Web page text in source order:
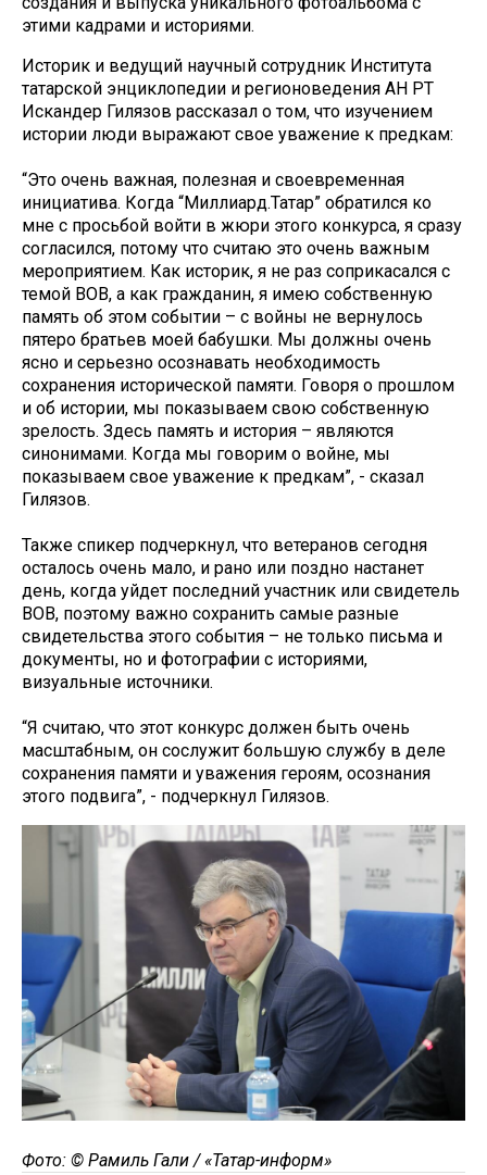
этими кадрами и историями.
Историк и ведущий научный сотрудник Института
татарской энциклопедии и регионоведения АН РТ
Искандер Гилязов рассказал о том, что изучением
истории люди выражают свое уважение к предкам:
“Это очень важная, полезная и своевременная
инициатива. Когда “Миллиард.Татар” обратился ко
мне с просьбой войти в жюри этого конкурса, я сразу
согласился, потому что считаю это очень важным
мероприятием. Как историк, я не раз соприкасался с
темой ВОВ, а как гражданин, я имею собственную
память об этом событии – с войны не вернулось
пятеро братьев моей бабушки. Мы должны очень
ясно и серьезно осознавать необходимость
сохранения исторической памяти. Говоря о прошлом
и об истории, мы показываем свою собственную
зрелость. Здесь память и история – являются
синонимами. Когда мы говорим о войне, мы
показываем свое уважение к предкам”, - сказал
Гилязов.
Также спикер подчеркнул, что ветеранов сегодня
осталось очень мало, и рано или поздно настанет
день, когда уйдет последний участник или свидетель
ВОВ, поэтому важно сохранить самые разные
свидетельства этого события – не только письма и
документы, но и фотографии с историями,
визуальные источники.
“Я считаю, что этот конкурс должен быть очень
масштабным, он сослужит большую службу в деле
сохранения памяти и уважения героям, осознания
этого подвига”, - подчеркнул Гилязов.
Фото: © Рамиль Гали / «Татар-информ»